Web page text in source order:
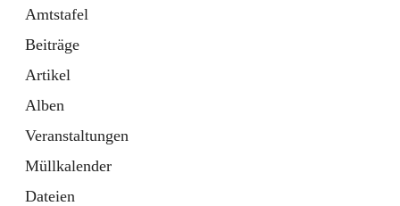
Amtstafel
Beiträge
Artikel
Alben
Veranstaltungen
Müllkalender
Dateien
18 Schnellzugriffe
Gemeindeservice